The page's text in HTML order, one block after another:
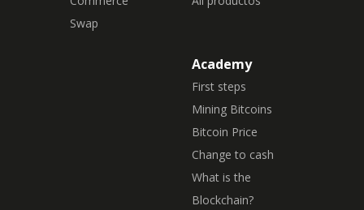
Swap
Academy
First steps
Mining Bitcoins
Bitcoin Price
Change to cash
What is the
Blockchain?